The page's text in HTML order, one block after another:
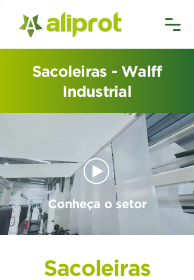
Sacoleiras - Walff
Industrial
Conheça o setor
Sacoleiras